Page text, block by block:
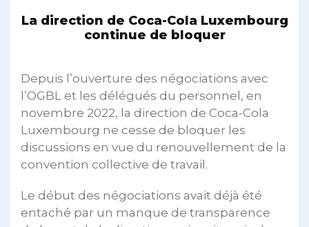
La direction de Coca-Cola Luxembourg
continue de bloquer
Depuis l’ouverture des négociations avec
l’OGBL et les délégués du personnel, en
novembre 2022, la direction de Coca-Cola
Luxembourg ne cesse de bloquer les
discussions en vue du renouvellement de la
convention collective de travail.
Le début des négociations avait déjà été
entaché par un manque de transparence